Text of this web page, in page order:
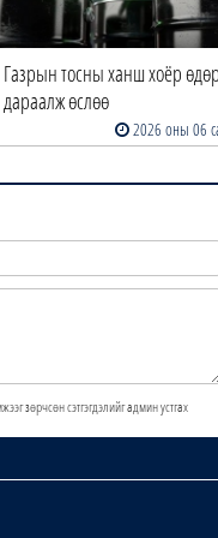
Газрын тосны ханш хоёр өдөр
дараалж өслөө
2026 оны 06
зөрчсөн сэтгэгдэлийг админ устгах